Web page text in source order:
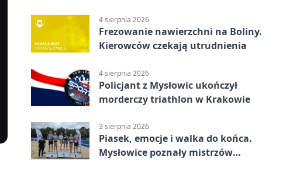
4 sierpnia 2026
Frezowanie nawierzchni na Boliny.
Kierowców czekają utrudnienia
4 sierpnia 2026
Policjant z Mysłowic ukończył
morderczy triathlon w Krakowie
3 sierpnia 2026
Piasek, emocje i walka do końca.
Mysłowice poznały mistrzów